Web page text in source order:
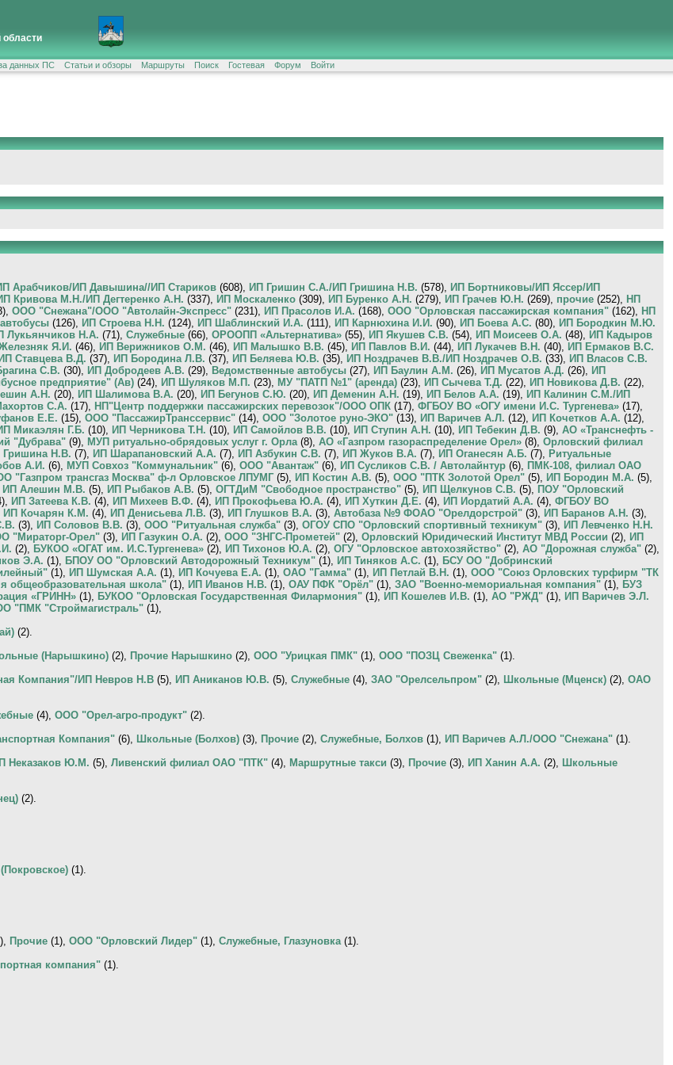
области
данных ПС Статьи и обзоры Маршруты Поиск Гостевая Форум Войти
Арабчиков/ИП Давышина//ИП Стариков (608), ИП Гришин С.А./ИП Гришина Н.В. (578), ИП Бортниковы/ИП Яссер/ИП
Кривова М.Н./ИП Дегтеренко А.Н. (337), ИП Москаленко (309), ИП Буренко А.Н. (279), ИП Грачев Ю.Н. (269), прочие (252), НП
ООО "Снежана"/ООО "Автолайн-Экспресс" (231), ИП Прасолов И.А. (168), ООО "Орловская пассажирская компания" (162), НП
(126), ИП Строева Н.Н. (124), ИП Шаблинский И.А. (111), ИП Карнюхина И.И. (90), ИП Боева А.С. (80), ИП Бородкин М.Ю.
Лукьянчиков Н.А. (71), Служебные (66), ОРООПП «Альтернатива» (55), ИП Якушев С.В. (54), ИП Моисеев О.А. (48), ИП Кадыров
Я.И. (46), ИП Верижников О.М. (46), ИП Малышко В.В. (45), ИП Павлов В.И. (44), ИП Лукачев В.Н. (40), ИП Ермаков В.С.
Ставцева В.Д. (37), ИП Бородина Л.В. (37), ИП Беляева Ю.В. (35), ИП Ноздрачев В.В./ИП Ноздрачев О.В. (33), ИП Власов С.В.
С.В. (30), ИП Добродеев А.В. (29), Ведомственные автобусы (27), ИП Баулин А.М. (26), ИП Мусатов А.Д. (26), ИП
предприятие" (Ав) (24), ИП Шуляков М.П. (23), МУ "ПАТП №1" (аренда) (23), ИП Сычева Т.Д. (22), ИП Новикова Д.В. (22),
А.Н. (20), ИП Шалимова В.А. (20), ИП Бегунов С.Ю. (20), ИП Деменин А.Н. (19), ИП Белов А.А. (19), ИП Калинин С.М./ИП
С.А. (17), НП"Центр поддержки пассажирских перевозок"/ООО ОПК (17), ФГБОУ ВО «ОГУ имени И.С. Тургенева» (17),
Е.Е. (15), ООО "ПассажирТранссервис" (14), ООО "Золотое руно-ЭКО" (13), ИП Варичев А.Л. (12), ИП Кочетков А.А. (12),
Микаэлян Г.Б. (10), ИП Черникова Т.Н. (10), ИП Самойлов В.В. (10), ИП Ступин А.Н. (10), ИП Тебекин Д.В. (9), АО «Транснефть -
"Дубрава" (9), МУП ритуально-обрядовых услуг г. Орла (8), АО «Газпром газораспределение Орел» (8), Орловский филиал
Гришина Н.В. (7), ИП Шарапановский А.А. (7), ИП Азбукин С.В. (7), ИП Жуков В.А. (7), ИП Оганесян А.Б. (7), Ритуальные
А.И. (6), МУП Совхоз "Коммунальник" (6), ООО "Авантаж" (6), ИП Сусликов С.В. / Автолайнтур (6), ПМК-108, филиал ОАО
"Газпром трансгаз Москва" ф-л Орловское ЛПУМГ (5), ИП Костин А.В. (5), ООО "ПТК Золотой Орел" (5), ИП Бородин М.А. (5),
ИП Алешин М.В. (5), ИП Рыбаков А.В. (5), ОГТДиМ "Свободное пространство" (5), ИП Щелкунов С.В. (5), ПОУ "Орловский
ИП Затеева К.В. (4), ИП Михеев В.Ф. (4), ИП Прокофьева Ю.А. (4), ИП Хуткин Д.Е. (4), ИП Иордатий А.А. (4), ФГБОУ ВО
ИП Кочарян К.М. (4), ИП Денисьева Л.В. (3), ИП Глушков В.А. (3), Автобаза №9 ФОАО "Орелдорстрой" (3), ИП Баранов А.Н. (3),
(3), ИП Соловов В.В. (3), ООО "Ритуальная служба" (3), ОГОУ СПО "Орловский спортивный техникум" (3), ИП Левченко Н.Н.
"Мираторг-Орел" (3), ИП Газукин О.А. (2), ООО "ЗНГС-Прометей" (2), Орловский Юридический Институт МВД России (2), ИП
(2), БУКОО «ОГАТ им. И.С.Тургенева» (2), ИП Тихонов Ю.А. (2), ОГУ "Орловское автохозяйство" (2), АО "Дорожная служба" (2),
Э.А. (1), БПОУ ОО "Орловский Автодорожный Техникум" (1), ИП Тиняков А.С. (1), БСУ ОО "Добринский
(1), ИП Шумская А.А. (1), ИП Кочуева Е.А. (1), ОАО "Гамма" (1), ИП Петлай В.Н. (1), ООО "Союз Орловских турфирм "ТК
общеобразовательная школа" (1), ИП Иванов Н.В. (1), ОАУ ПФК "Орёл" (1), ЗАО "Военно-мемориальная компания" (1), БУЗ
«ГРИНН» (1), БУКОО "Орловская Государственная Филармония" (1), ИП Кошелев И.В. (1), АО "РЖД" (1), ИП Варичев Э.Л.
"ПМК "Строймагистраль" (1),
(2).
(Нарышкино) (2), Прочие Нарышкино (2), ООО "Урицкая ПМК" (1), ООО "ПОЗЦ Свеженка" (1).
Компания"/ИП Невров Н.В (5), ИП Аниканов Ю.В. (5), Служебные (4), ЗАО "Орелсельпром" (2), Школьные (Мценск) (2), ОАО
(4), ООО "Орел-агро-продукт" (2).
Компания" (6), Школьные (Болхов) (3), Прочие (2), Служебные, Болхов (1), ИП Варичев А.Л./ООО "Снежана" (1).
Неказаков Ю.М. (5), Ливенский филиал ОАО "ПТК" (4), Маршрутные такси (3), Прочие (3), ИП Ханин А.А. (2), Школьные
(2).
(1).
Прочие (1), ООО "Орловский Лидер" (1), Служебные, Глазуновка (1).
компания" (1).